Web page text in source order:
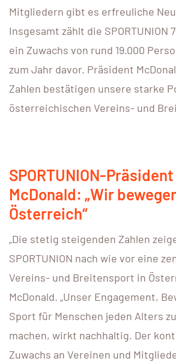
Mitgliedern gibt es erfreuliche
Insgesamt zählt die SPORTUNION
ein Zuwachs von rund 19.000
zum Jahr davor. Präsident
Zahlen bestätigen unsere starke
österreichischen Vereins- und
SPORTUNION-
McDonald: „Wir
Österreich“
„Die stetig steigenden Zahlen
SPORTUNION nach wie vor eine
Vereins- und Breitensport in
McDonald. „Unser Engagement,
Sport für Menschen jeden Alters
machen, wirkt nachhaltig. Der
Zuwachs an Vereinen und